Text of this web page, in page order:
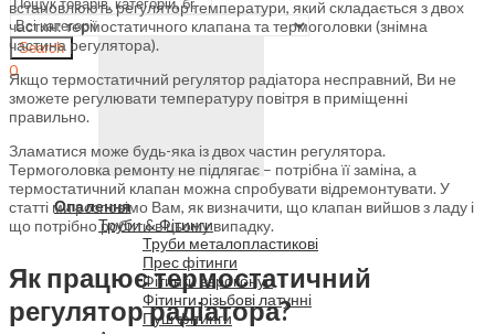
Опалення
Труби & Фітинги
Труби металопластикові
Прес фітинги
Фітинги євроконус
Фітинги різьбові латунні
Пуш фітинги
Search
0
встановлюють регулятор температури, який складається з двох
частин: термостатичного клапана та термоголовки (знімна
частина регулятора).
Якщо термостатичний регулятор радіатора несправний, Ви не
зможете регулювати температуру повітря в приміщенні
правильно.
Зламатися може будь-яка із двох частин регулятора.
Термоголовка ремонту не підлягає – потрібна її заміна, а
термостатичний клапан можна спробувати відремонтувати. У
статті ми розповімо Вам, як визначити, що клапан вийшов з ладу і
що потрібно робити в цьому випадку.
Як працює термостатичний
регулятор радіатора?